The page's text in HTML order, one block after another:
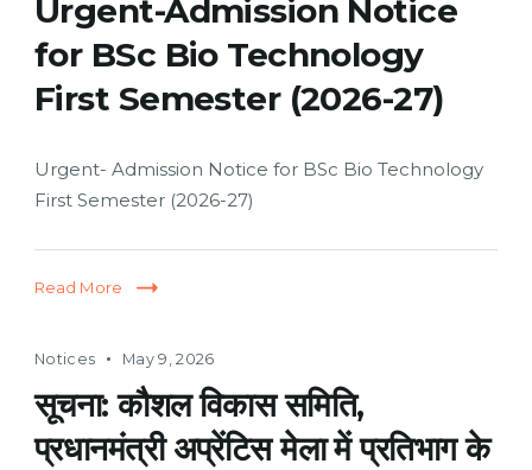
Urgent-Admission Notice
for BSc Bio Technology
First Semester (2026-27)
Urgent- Admission Notice for BSc Bio Technology
First Semester (2026-27)
Read More
Notices May 9, 2026
सूचना: कौशल विकास समिति,
प्रधानमंत्री अप्रेंटिस मेला में प्रतिभाग के